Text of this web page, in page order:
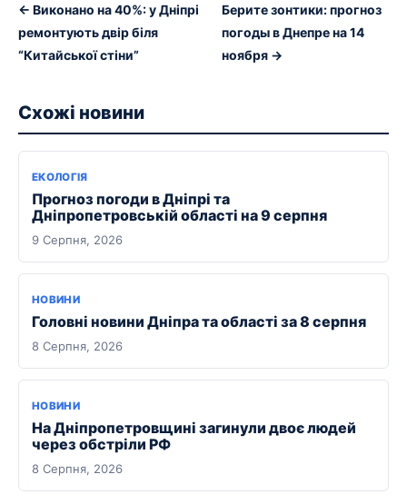
← Виконано на 40%: у Дніпрі
ремонтують двір біля
“Китайської стіни”
Берите зонтики: прогноз
погоды в Днепре на 14
ноября →
Схожі новини
ЕКОЛОГІЯ
Прогноз погоди в Дніпрі та
Дніпропетровській області на 9 серпня
9 Серпня, 2026
НОВИНИ
Головні новини Дніпра та області за 8 серпня
8 Серпня, 2026
НОВИНИ
На Дніпропетровщині загинули двоє людей
через обстріли РФ
8 Серпня, 2026